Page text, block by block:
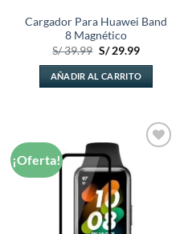
Cargador Para Huawei Band
8 Magnético
S/39.99 El
original
era:
S/ 39.99.
S/29.99El
actual
es:
S/ 29.99.
AÑADIR AL CARRITO
¡Oferta!